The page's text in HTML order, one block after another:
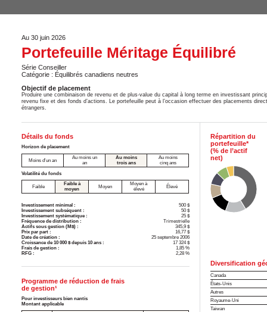
Au 30 juin 2026
Portefeuille Méritage Équilibré
Série Conseiller
Catégorie : Équilibrés canadiens neutres
Objectif de placement
Produire une combinaison de revenu et de plus-value du capital à long terme en investissant
revenu fixe et des fonds d’actions. Le portefeuille peut à l’occasion effectuer des placements
étrangers.
Détails du fonds
Horizon de placement
Moins d'un an
Au moins un
an
Au moins
trois ans
Au moins
cinq ans
Volatilité du fonds
Faible
Faible à
moyen
Moyen
Moyen à
élevé
Élevé
Investissement minimal :
500 $
Investissement subséquent :
50 $
Investissement systématique :
25 $
Fréquence de distribution :
Trimestrielle
Actifs sous gestion (M$) :
345,9 $
Prix par part :
16,77 $
Date de création :
25 septembre 2006
Croissance de 10 000 $ depuis 10 ans :
17 324 $
Frais de gestion :
1,85 %
RFG :
2,28 %
Programme de réduction de frais
de gestion¹
Pour investisseurs bien nantis
Montant applicable
Répartition du
portefeuille*
(% de l’actif
net)
Diversification
Canada
États-Unis
Autres
Royaume-Uni
Taiwan